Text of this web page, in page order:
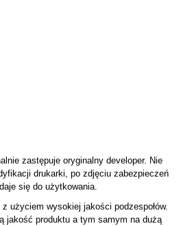
zastępuje oryginalny developer. Nie
drukarki, po zdjęciu zabezpieczeń
się do użytkowania.
użyciem wysokiej jakości podzespołów.
jakość produktu a tym samym na dużą